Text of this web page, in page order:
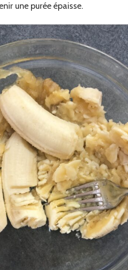
une purée épaisse.